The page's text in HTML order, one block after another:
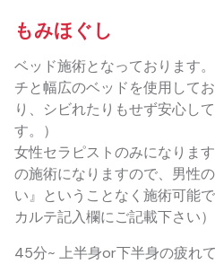
もみほぐし
ベッド施術となっております
チと幅広のベッドを使用して
り、シビれたりもせず安心し
す。）
女性セラピストのみになりま
の施術になりますので、男性
い』ということなく施術可能
カルテ記入欄にご記載下さい）
45分~ 上半身or下半身の疲れ